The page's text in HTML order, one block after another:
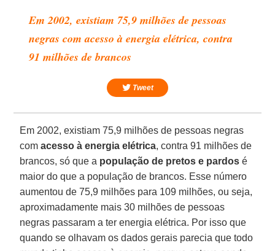
Em 2002, existiam 75,9 milhões de pessoas
negras com acesso à energia elétrica, contra
91 milhões de brancos
Tweet
Em 2002, existiam 75,9 milhões de pessoas negras
comacesso à energia elétrica, contra 91 milhões de
brancos, só que a população de pretos e pardos é
maior do que a população de brancos. Esse número
aumentou de 75,9 milhões para 109 milhões, ou seja,
aproximadamente mais 30 milhões de pessoas
negras passaram a ter energia elétrica. Por isso que
quando se olhavam os dados gerais parecia que todo